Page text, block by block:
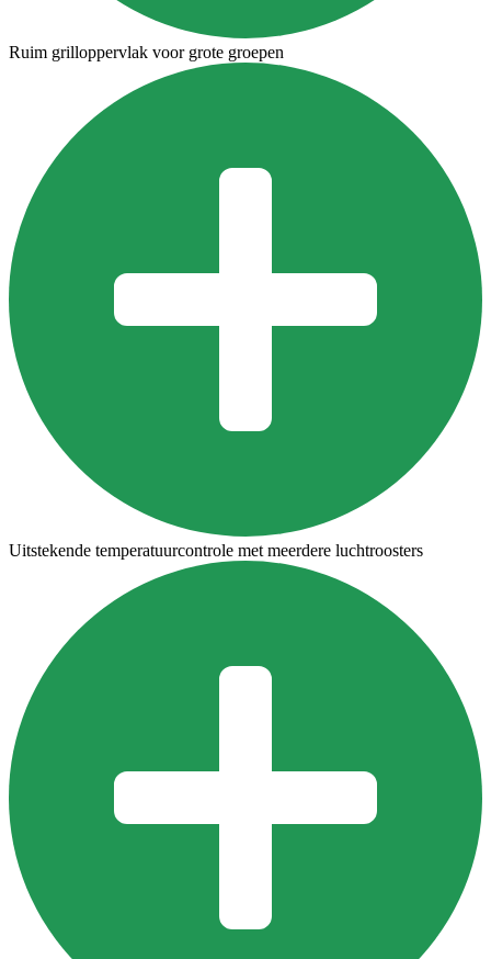
Ruim grilloppervlak voor grote groepen
Uitstekende temperatuurcontrole met meerdere luchtroosters